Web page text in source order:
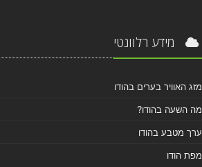
מידע רלוונטי
מזג האוויר בערים בהודו
מה השעה בהודו?
ערך מטבע בהודו
מפת הודו